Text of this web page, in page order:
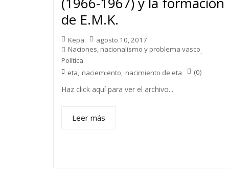
de E.M.K.
Kepa
agosto 10, 2017
Naciones, nacionalismo y problema vasco
Política
eta naciemiento nacimiento de eta (0)
Haz click aquí para ver el archivo...
Leer más